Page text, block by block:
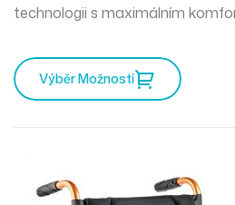
technologii s maximálním
Výběr Možností